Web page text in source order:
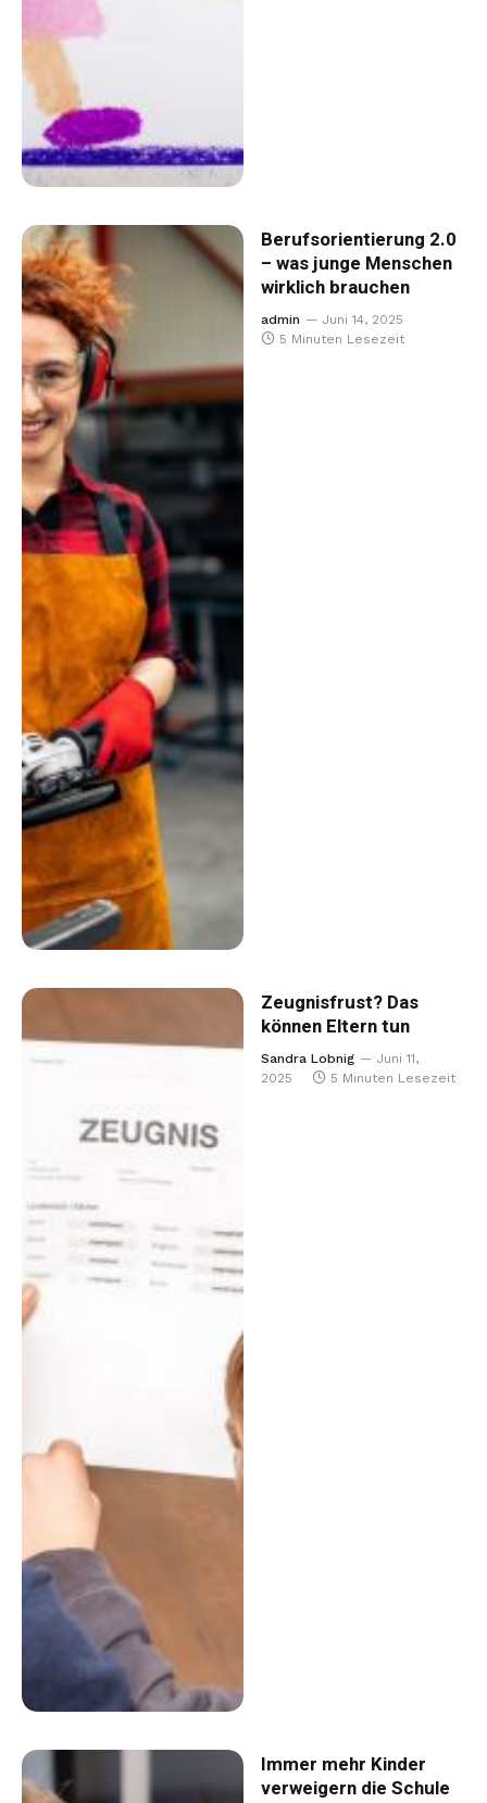
Berufsorientierung 2.0
– was junge Menschen
wirklich brauchen
admin
Juni 14, 2025
5 Minuten Lesezeit
Zeugnisfrust? Das
können Eltern tun
Sandra Lobnig
Juni 11,
2025
5 Minuten Lesezeit
Immer mehr Kinder
verweigern die Schule